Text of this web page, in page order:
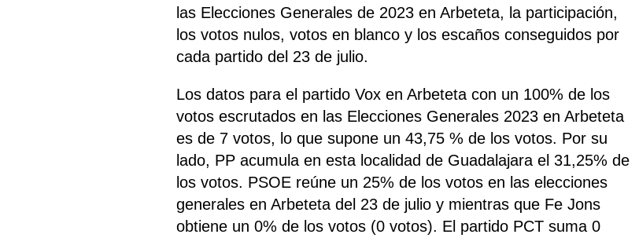
las Elecciones Generales de 2023 en Arbeteta, la participación,
los votos nulos, votos en blanco y los escaños conseguidos por
cada partido del 23 de julio.
Los datos para el partido Vox en Arbeteta con un 100% de los
votos escrutados en las Elecciones Generales 2023 en Arbeteta
es de 7 votos, lo que supone un 43,75 % de los votos. Por su
lado, PPacumula en esta localidad de Guadalajara el 31,25% de
los votos. PSOE reúne un 25% de los votos en las elecciones
generales en Arbeteta del 23 de julio y mientras que Fe Jons
obtiene un 0% de los votos (0 votos). El partido PCT suma 0